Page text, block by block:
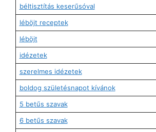
béltisztítás keserűsóval
léböjt receptek
léböjt
idézetek
szerelmes idézetek
boldog születésnapot kívánok
5 betűs szavak
6 betűs szavak